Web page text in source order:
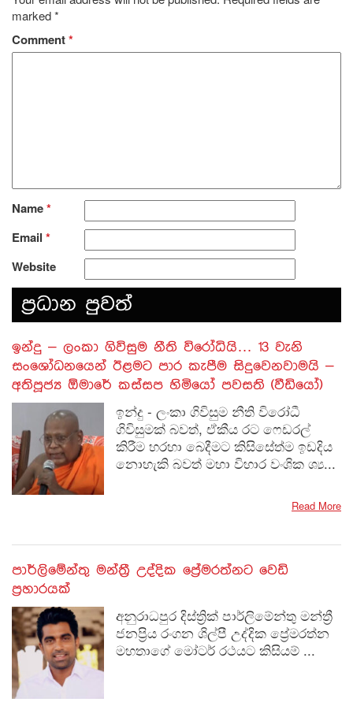
marked*
Comment*
Name*
Email *
Website
ප‍්‍රධාන පුවත්
​ඉන්දු – ලංකා ගිවිසුම නීති විරෝධියි… 13 වැනි
සංශෝධනයෙන් ඊළමට පාර කැපීම සිදුවෙනවාමයි –
අතිපූජ්‍ය ඕමාරේ කස්සප හිමියෝ පවසති (වීඩියෝ)
ඉන්දු - ලංකා ගිවිසුම නීති විරෝධී
ගිවිසුමක් බවත්, ඒකීය රට ෆෙඩරල්
කිරීම හරහා බෙදීමට කිසිසේත්ම ඉඩදිය
නොහැකි බවත් මහා විහාර වංශික ශ්‍ය...
Read More
පාර්ලිමේන්තු මන්ත්‍රී උද්දික ප්‍රේමරත්නට වෙඩි
ප්‍රහාරයක්
අනුරාධපුර දිස්ත්‍රික් පාර්ලිමේන්තු මන්ත්‍රී
ජනප්‍රිය රංගන ශිල්පී උද්දික ප්‍රේමරත්න
මහතාගේ මෝටර් රථයට කිසියම් ...